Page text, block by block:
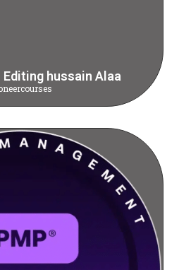
hussain Alaa